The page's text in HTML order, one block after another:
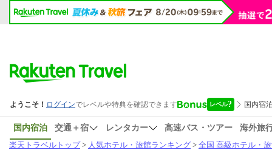
国内宿泊 交通＋宿 レンタカー 高速バス・ツアー
海外旅
楽天トラベルトップ> 人気ホテル・旅館ランキング > 全国 高級ホテル・